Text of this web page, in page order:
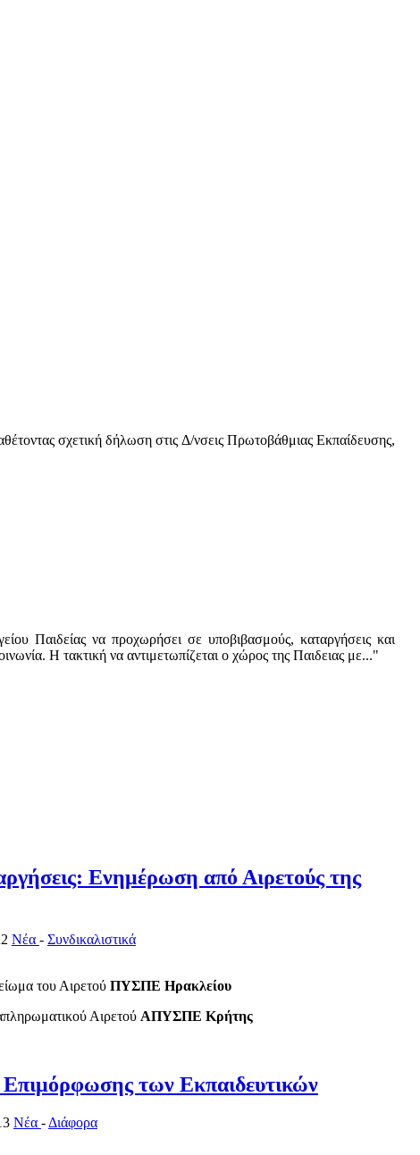
σχετική δήλωση στις Δ/νσεις Πρωτοβάθμιας Εκπαίδευσης,
Παιδείας να προχωρήσει σε υποβιβασμούς, καταργήσεις και
Η τακτική να αντιμετωπίζεται ο χώρος της Παιδειας με..."
Ενημέρωση από Αιρετούς της
Νέα - Συνδικαλιστικά
του Αιρετού ΠΥΣΠΕ Ηρακλείου
Αιρετού ΑΠΥΣΠΕ Κρήτης
των Εκπαιδευτικών
Νέα - Διάφορα